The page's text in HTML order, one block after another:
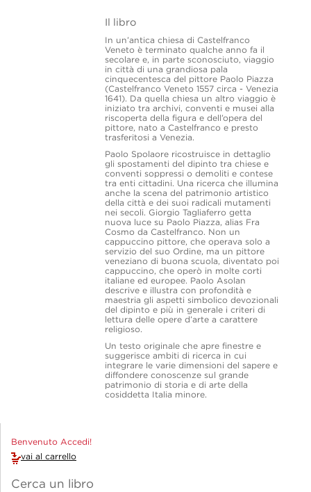
Il libro
In un’antica chiesa di Castelfranco
Veneto è terminato qualche anno fa il
secolare e, in parte sconosciuto, viaggio
in città di una grandiosa pala
cinquecentesca del pittore Paolo Piazza
(Castelfranco Veneto 1557 circa - Venezia
1641). Da quella chiesa un altro viaggio è
iniziato tra archivi, conventi e musei alla
riscoperta della figura e dell’opera del
pittore, nato a Castelfranco e presto
trasferitosi a Venezia.
Paolo Spolaore ricostruisce in dettaglio
gli spostamenti del dipinto tra chiese e
conventi soppressi o demoliti e contese
tra enti cittadini. Una ricerca che illumina
anche la scena del patrimonio artistico
della città e dei suoi radicali mutamenti
nei secoli. Giorgio Tagliaferro getta
nuova luce su Paolo Piazza, alias Fra
Cosmo da Castelfranco. Non un
cappuccino pittore, che operava solo a
servizio del suo Ordine, ma un pittore
veneziano di buona scuola, diventato poi
cappuccino, che operò in molte corti
italiane ed europee. Paolo Asolan
descrive e illustra con profondità e
maestria gli aspetti simbolico devozionali
del dipinto e più in generale i criteri di
lettura delle opere d’arte a carattere
religioso.
Un testo originale che apre finestre e
suggerisce ambiti di ricerca in cui
integrare le varie dimensioni del sapere e
diffondere conoscenze sul grande
patrimonio di storia e di arte della
cosiddetta Italia minore.
Benvenuto Accedi!
vai al carrello
Cerca un libro